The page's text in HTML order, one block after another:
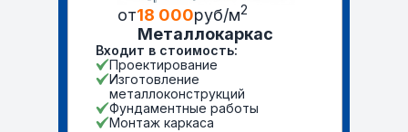
от18 000руб/м2
Металлокаркас
Входит в стоимость:
Проектирование
Изготовление
металлоконструкций
Фундаментные работы
Монтаж каркаса